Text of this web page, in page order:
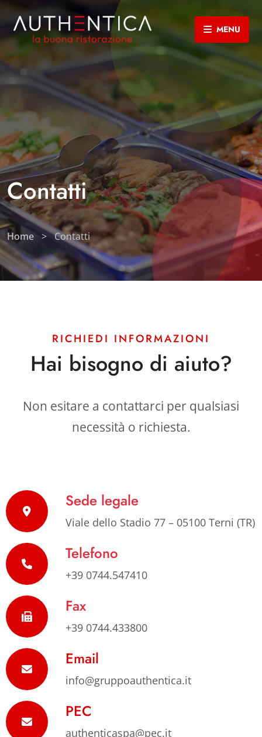
MENU
Contatti
Home > Contatti
RICHIEDI INFORMAZIONI
Hai bisogno di aiuto?
Non esitare a contattarci per qualsiasi
necessità o richiesta.
Sede legale
Viale dello Stadio 77 – 05100 Terni (TR)
Telefono
+39 0744.547410
Fax
+39 0744.433800
Email
info@gruppoauthentica.it
PEC
authenticaspa@pec.it